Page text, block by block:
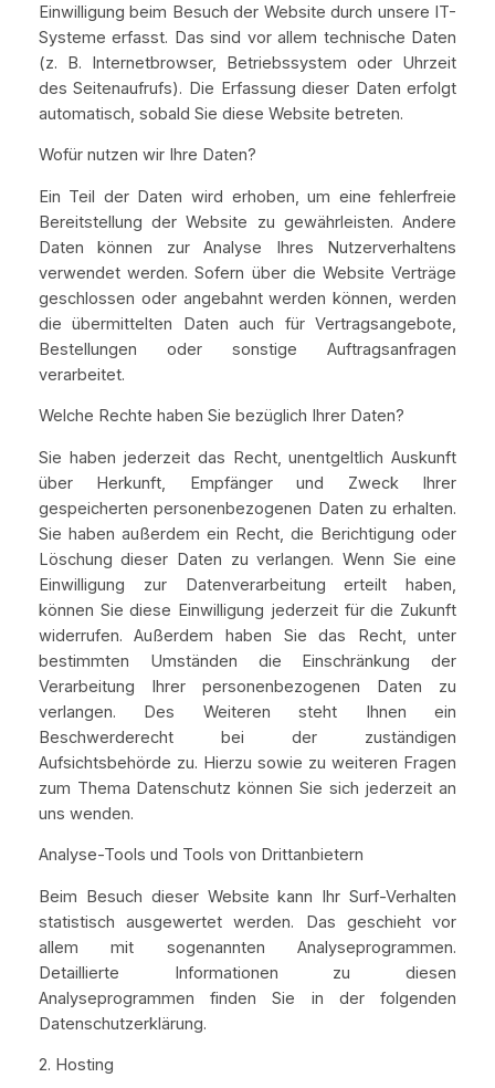
Einwilligung beim Besuch der Website durch unsere IT-
Systeme erfasst. Das sind vor allem technische Daten
(z. B. Internetbrowser, Betriebssystem oder Uhrzeit
des Seitenaufrufs). Die Erfassung dieser Daten erfolgt
automatisch, sobald Sie diese Website betreten.
Wofür nutzen wir Ihre Daten?
Ein Teil der Daten wird erhoben, um eine fehlerfreie
Bereitstellung der Website zu gewährleisten. Andere
Daten können zur Analyse Ihres Nutzerverhaltens
verwendet werden. Sofern über die Website Verträge
geschlossen oder angebahnt werden können, werden
die übermittelten Daten auch für Vertragsangebote,
Bestellungen oder sonstige Auftragsanfragen
verarbeitet.
Welche Rechte haben Sie bezüglich Ihrer Daten?
Sie haben jederzeit das Recht, unentgeltlich Auskunft
über Herkunft, Empfänger und Zweck Ihrer
gespeicherten personenbezogenen Daten zu erhalten.
Sie haben außerdem ein Recht, die Berichtigung oder
Löschung dieser Daten zu verlangen. Wenn Sie eine
Einwilligung zur Datenverarbeitung erteilt haben,
können Sie diese Einwilligung jederzeit für die Zukunft
widerrufen. Außerdem haben Sie das Recht, unter
bestimmten Umständen die Einschränkung der
Verarbeitung Ihrer personenbezogenen Daten zu
verlangen. Des Weiteren steht Ihnen ein
Beschwerderecht bei der zuständigen
Aufsichtsbehörde zu. Hierzu sowie zu weiteren Fragen
zum Thema Datenschutz können Sie sich jederzeit an
uns wenden.
Analyse-Tools und Tools von Drittanbietern
Beim Besuch dieser Website kann Ihr Surf-Verhalten
statistisch ausgewertet werden. Das geschieht vor
allem mit sogenannten Analyseprogrammen.
Detaillierte Informationen zu diesen
Analyseprogrammen finden Sie in der folgenden
Datenschutzerklärung.
2. Hosting